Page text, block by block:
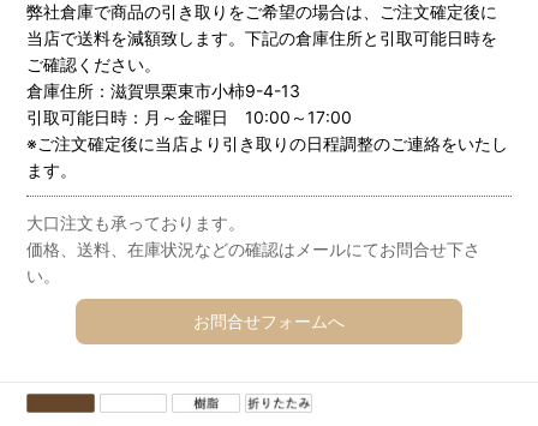
弊社倉庫で商品の引き取りをご希望の場合は、ご注文確定後に
当店で送料を減額致します。下記の倉庫住所と引取可能日時を
ご確認ください。
倉庫住所：滋賀県栗東市小柿9-4-13
引取可能日時：月～金曜日 10:00～17:00
※ご注文確定後に当店より引き取りの日程調整のご連絡をいたし
ます。
大口注文も承っております。
価格、送料、在庫状況などの確認はメールにてお問合せ下さ
い。
お問合せフォームへ